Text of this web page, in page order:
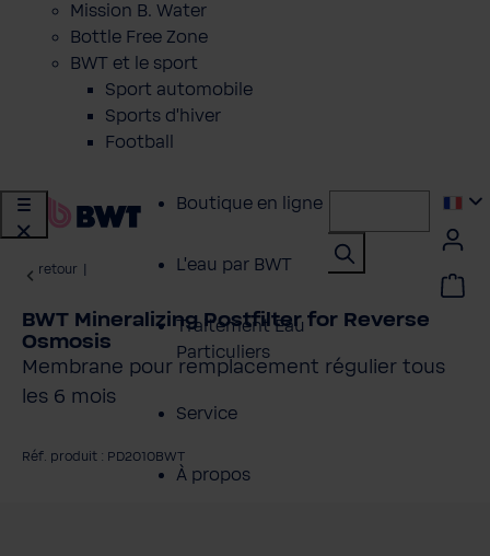
Mission B. Water
Bottle Free Zone
BWT et le sport
Sport automobile
Sports d'hiver
Football
Boutique en ligne
L'eau par BWT
Traitement Eau
Particuliers
Service
À propos
retour
BWT Mineralizing Postfilter for Reverse
Osmosis
Membrane pour remplacement régulier tous
les 6 mois
Réf. produit : PD2010BWT